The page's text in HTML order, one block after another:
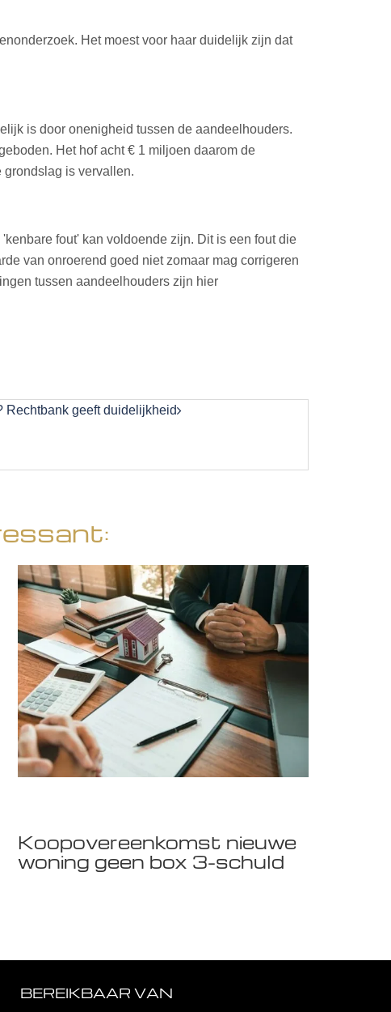
Het moest voor haar duidelijk zijn dat
is door onenigheid tussen de aandeelhouders.
Het hof acht € 1 miljoen daarom de
is vervallen.
fout' kan voldoende zijn. Dit is een fout die
van onroerend goed niet zomaar mag corrigeren
tussen aandeelhouders zijn hier
Rechtbank geeft duidelijkheid
Koopovereenkomst nieuwe
woning geen box 3-schuld
BEREIKBAAR VAN